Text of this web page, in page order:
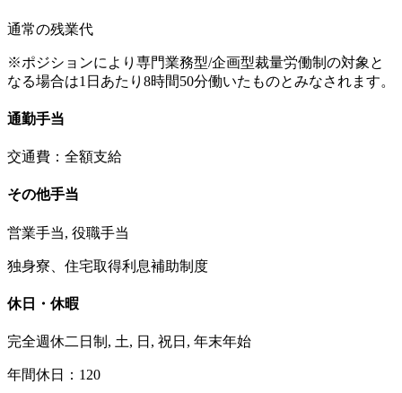
通常の残業代
※ポジションにより専門業務型/企画型裁量労働制の対象と
なる場合は1日あたり8時間50分働いたものとみなされます。
通勤手当
交通費：全額支給
その他手当
営業手当, 役職手当
独身寮、住宅取得利息補助制度
休日・休暇
完全週休二日制, 土, 日, 祝日, 年末年始
年間休日：120